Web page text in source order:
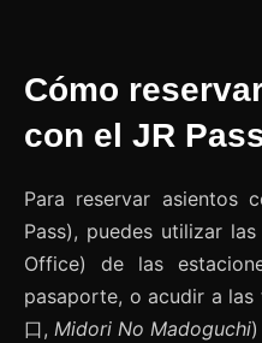
Cómo
con el JR
Para reservar asientos
Pass), puedes utilizar
Office) de las
pasaporte, o acudir a las
口, Midori No Madoguchi